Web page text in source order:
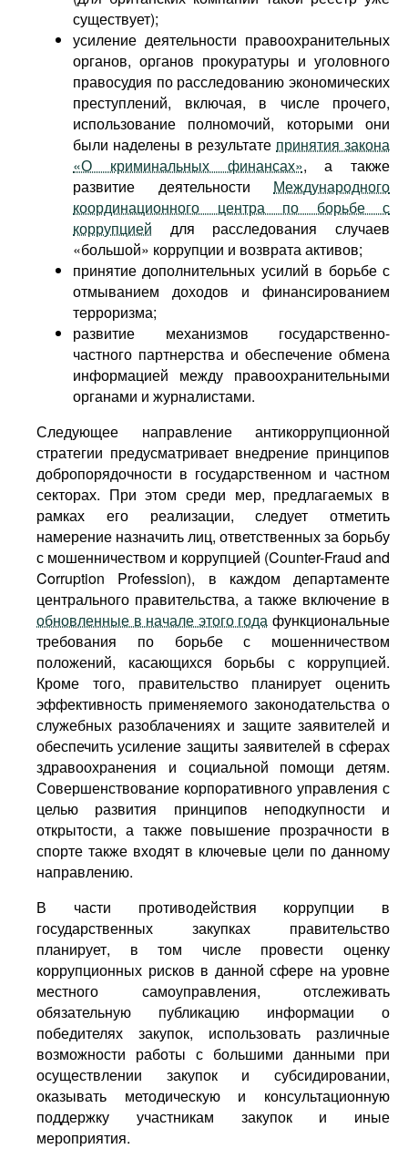
существует);
усиление деятельности правоохранительных
органов, органов прокуратуры и уголовного
правосудия по расследованию экономических
преступлений, включая, в числе прочего,
использование полномочий, которыми они
были наделены в результате принятия закона
«О криминальных финансах», а также
развитие деятельности Международного
координационного центра по борьбе с
коррупцией для расследования случаев
«большой» коррупции и возврата активов;
принятие дополнительных усилий в борьбе с
отмыванием доходов и финансированием
терроризма;
развитие механизмов государственно-
частного партнерства и обеспечение обмена
информацией между правоохранительными
органами и журналистами.
Следующее направление антикоррупционной
стратегии предусматривает внедрение принципов
добропорядочности в государственном и частном
секторах. При этом среди мер, предлагаемых в
рамках его реализации, следует отметить
намерение назначить лиц, ответственных за борьбу
с мошенничеством и коррупцией (Counter-Fraud and
Corruption Profession), в каждом департаменте
центрального правительства, а также включение в
обновленные в начале этого года функциональные
требования по борьбе с мошенничеством
положений, касающихся борьбы с коррупцией.
Кроме того, правительство планирует оценить
эффективность применяемого законодательства о
служебных разоблачениях и защите заявителей и
обеспечить усиление защиты заявителей в сферах
здравоохранения и социальной помощи детям.
Совершенствование корпоративного управления с
целью развития принципов неподкупности и
открытости, а также повышение прозрачности в
спорте также входят в ключевые цели по данному
направлению.
В части противодействия коррупции в
государственных закупках правительство
планирует, в том числе провести оценку
коррупционных рисков в данной сфере на уровне
местного самоуправления, отслеживать
обязательную публикацию информации о
победителях закупок, использовать различные
возможности работы с большими данными при
осуществлении закупок и субсидировании,
оказывать методическую и консультационную
поддержку участникам закупок и иные
мероприятия.